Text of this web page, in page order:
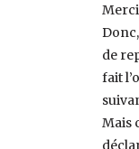
de
fait
Mais